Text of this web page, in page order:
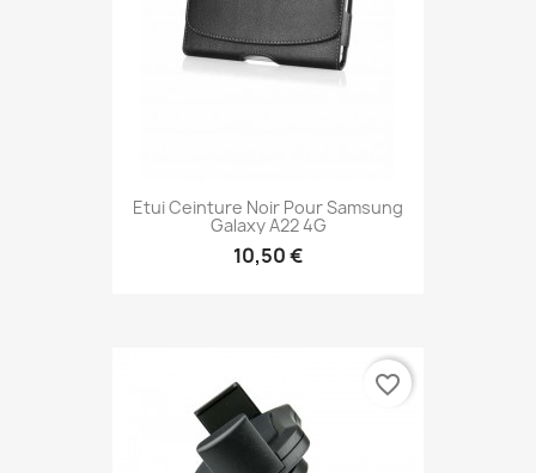
Etui Ceinture Noir Pour Samsung
Galaxy A22 4G
10,50 €
favorite_border